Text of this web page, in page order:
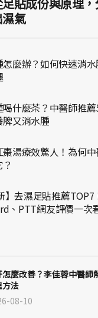
氣
麼辦？如何快速消
喝什麼茶？中醫師推
又消水腫
湯療效驚人！為何
】去濕足貼推薦
、PTT網友評價一次
怎麼改善？李佳蓉中醫師
方法
08-10